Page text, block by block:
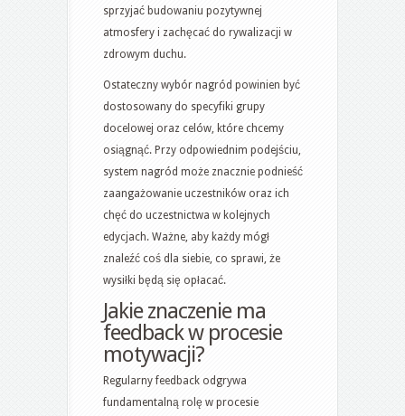
sprzyjać budowaniu pozytywnej
atmosfery i zachęcać do rywalizacji w
zdrowym duchu.
Ostateczny wybór nagród powinien być
dostosowany do specyfiki grupy
docelowej oraz celów, które chcemy
osiągnąć. Przy odpowiednim podejściu,
system nagród może znacznie podnieść
zaangażowanie uczestników oraz ich
chęć do uczestnictwa w kolejnych
edycjach. Ważne, aby każdy mógł
znaleźć coś dla siebie, co sprawi, że
wysiłki będą się opłacać.
Jakie znaczenie ma
feedback w procesie
motywacji?
Regularny feedback odgrywa
fundamentalną rolę w procesie